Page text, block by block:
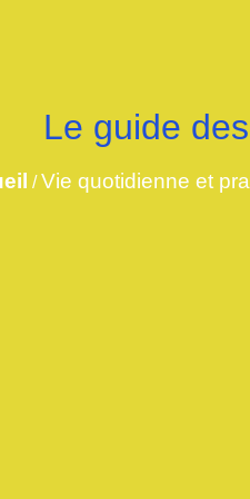
Le guide
/Vie quotidienne et